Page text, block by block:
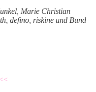
Marie Christian
defino, riskine und Bund